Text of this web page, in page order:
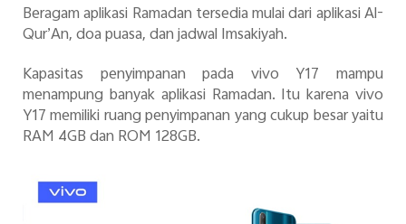
Beragam aplikasi Ramadan tersedia mulai dari aplikasi Al-
Qur’An, doa puasa, dan jadwal Imsakiyah.
Kapasitas penyimpanan pada vivo Y17 mampu
menampung banyak aplikasi Ramadan. Itu karena vivo
Y17 memiliki ruang penyimpanan yang cukup besar yaitu
RAM 4GB dan ROM 128GB.